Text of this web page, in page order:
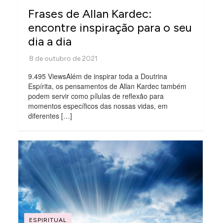
Frases de Allan Kardec:
encontre inspiração para o seu
dia a dia
9.495 ViewsAlém de inspirar toda a Doutrina
Espírita, os pensamentos de Allan Kardec também
podem servir como pílulas de reflexão para
momentos específicos das nossas vidas, em
diferentes […]
ESPIRITUAL